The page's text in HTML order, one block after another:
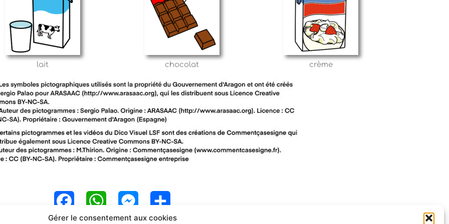
Gérer le consentement aux cookies
lait chocolat crème
F
a
W
h
M
e
P
a